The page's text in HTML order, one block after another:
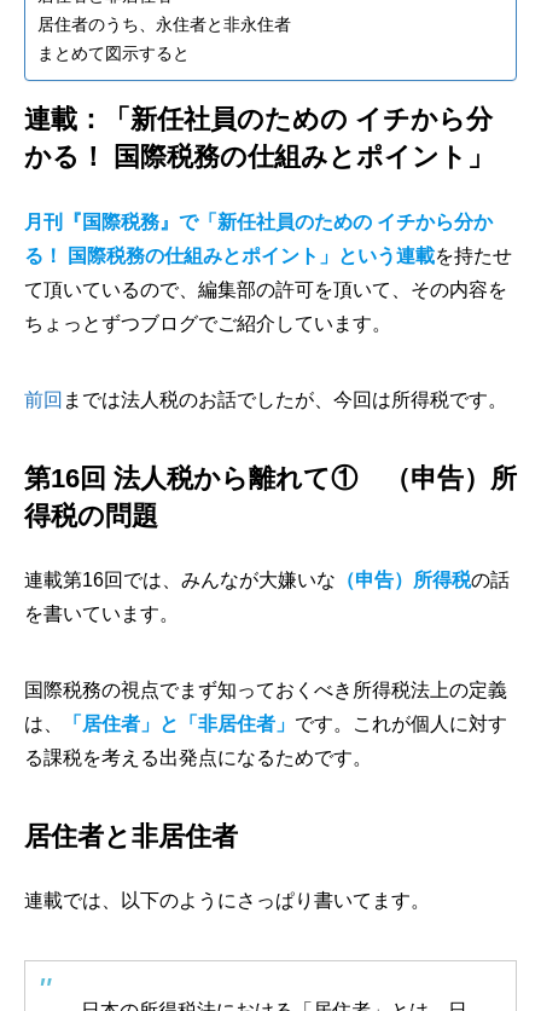
居住者のうち、永住者と非永住者
まとめて図示すると
連載：「新任社員のための イチから分
かる！ 国際税務の仕組みとポイント」
月刊『国際税務』で「新任社員のための イチから分か
る！ 国際税務の仕組みとポイント」という連載を持たせ
て頂いているので、編集部の許可を頂いて、その内容を
ちょっとずつブログでご紹介しています。
前回 までは法人税のお話でしたが、今回は所得税です。
第16回 法人税から離れて① （申告）所
得税の問題
連載第16回では、みんなが大嫌いな （申告）所得税の話
を書いています。
国際税務の視点でまず知っておくべき所得税法上の定義
は、
「居住者」と「非居住者」 です。これが個人に対す
る課税を考える出発点になるためです。
居住者と非居住者
連載では、以下のようにさっぱり書いてます。